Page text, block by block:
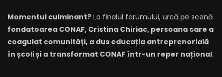
Momentul culminant? La finalul forumului, urcă pe scenă
fondatoarea CONAF, Cristina Chiriac, persoana care a
coagulat comunități, a dus educația antreprenorială
în școli și a transformat CONAF într-un reper național.